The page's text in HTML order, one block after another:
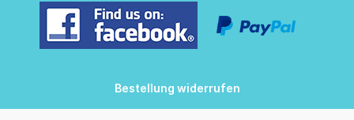
Bestellung widerrufen